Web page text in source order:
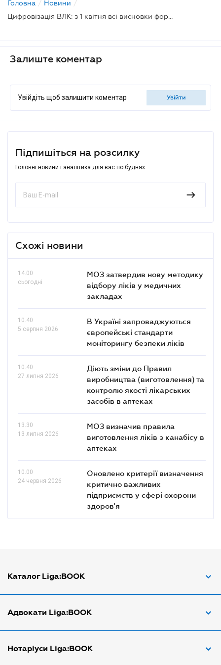
Головна / Новини /
Цифровізація ВЛК: з 1 квітня всі висновки формуються в електронній формі
Залиште коментар
Увійдіть щоб залишити коментар увійти
Підпишіться на розсилку
Головні новини і аналітика для вас по буднях
Схожі новини
14.00
сьогодні
МОЗ затвердив нову методику
відбору ліків у медичних
закладах
10.40
5 серпня 2026
В Україні запроваджуються
європейські стандарти
моніторингу безпеки ліків
10.40
27 липня 2026
Діють зміни до Правил
виробництва (виготовлення) та
контролю якості лікарських
засобів в аптеках
13.30
13 липня 2026
МОЗ визначив правила
виготовлення ліків з канабісу в
аптеках
10.00
24 червня 2026
Оновлено критерії визначення
критично важливих
підприємств у сфері охорони
здоров'я
Каталог Liga:BOOK
Адвокат по ДТП
Арбітражний керуючий
Адвокати Liga:BOOK
Адвокати Дніпра
Нотаріуси Liga:BOOK